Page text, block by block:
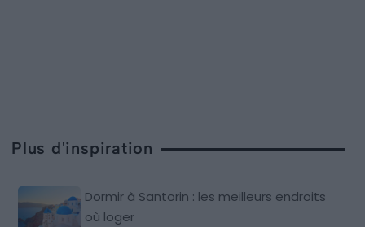
Plus d'inspiration
Dormir à Santorin : les meilleurs endroits
où loger